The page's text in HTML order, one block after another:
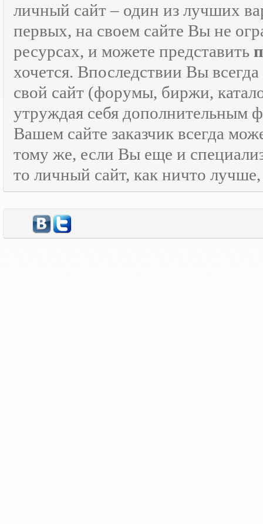
личный сайт – один из лучших
первых, на своем сайте Вы не
ресурсах, и можете представить
хочется. Впоследствии Вы
свой сайт (форумы, биржи,
утруждая себя дополнительным
Вашем сайте заказчик всегда
тому же, если Вы еще и
то личный сайт, как ничто